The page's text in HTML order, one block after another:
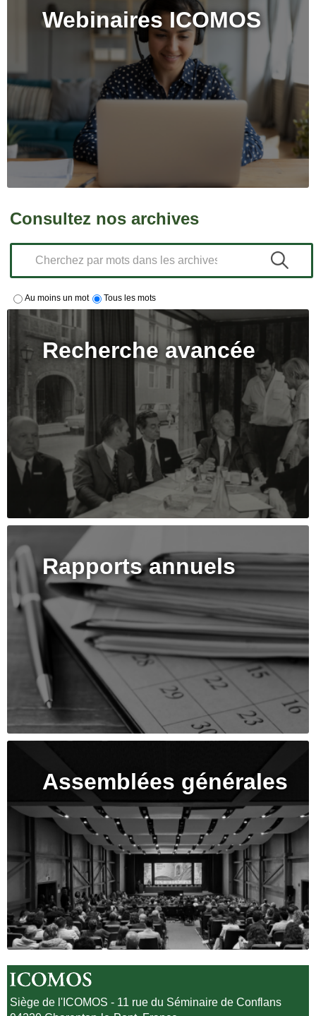
Webinaires ICOMOS
Consultez nos archives
Au moins un mot Tous les mots
Recherche avancée
Rapports annuels
Assemblées générales
Siège de l'ICOMOS - 11 rue du Séminaire de Conflans